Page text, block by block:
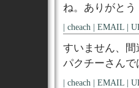
ね。ありがとう
| cheach | EMAIL |
すいません、間
パクチーさん
| cheach | EMAIL |